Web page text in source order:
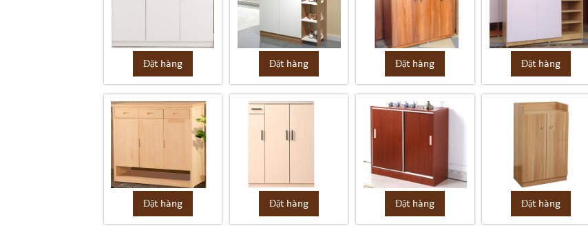
Đặt hàng Đặt hàng Đặt hàng Đặt hàng
Đặt hàng Đặt hàng Đặt hàng Đặt hàng